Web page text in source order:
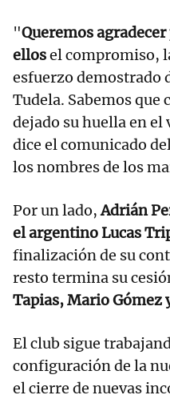
"Queremos
ellosel compromiso,
esfuerzo demostrado
Tudela. Sabemos que
dejado su huella en
dice el comunicado
los nombres de los
Por un lado,Adrián
el argentino Lucas
finalización de su
resto termina su
Tapias, Mario Gómez
El club sigue
configuración de la
el cierre de nuevas